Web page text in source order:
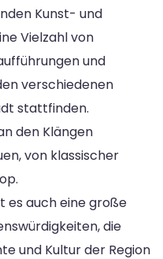
Kunst- und
Vielzahl von
und
verschiedenen
stattfinden.
den Klängen
von klassischer
es auch eine große
die
und Kultur der Region